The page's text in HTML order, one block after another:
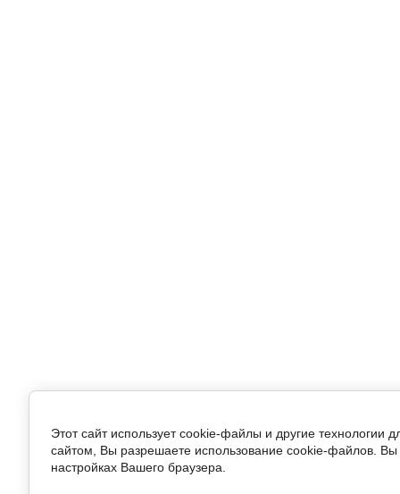
Этот сайт использует cookie-файлы и другие технологии
сайтом, Вы разрешаете использование cookie-файлов.
настройках Вашего браузера.